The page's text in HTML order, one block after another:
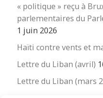
« politique » reçu à
parlementaires du
1 juin 2026
Haïti contre vents et
Lettre du Liban (avril)
Lettre du Liban (mars